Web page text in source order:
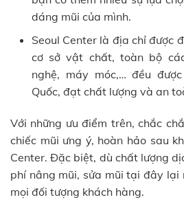
dáng mũi của mình.
Seoul Center là địa chỉ được
cơ sở vật chất, toàn bộ
nghệ, máy móc,… đều
Quốc, đạt chất lượng và an
Với những ưu điểm trên, chắc
chiếc mũi ưng ý, hoàn hảo sau
Center. Đặc biệt, dù chất lượng
phí nâng mũi, sửa mũi tại đây lại
mọi đối tượng khách hàng.